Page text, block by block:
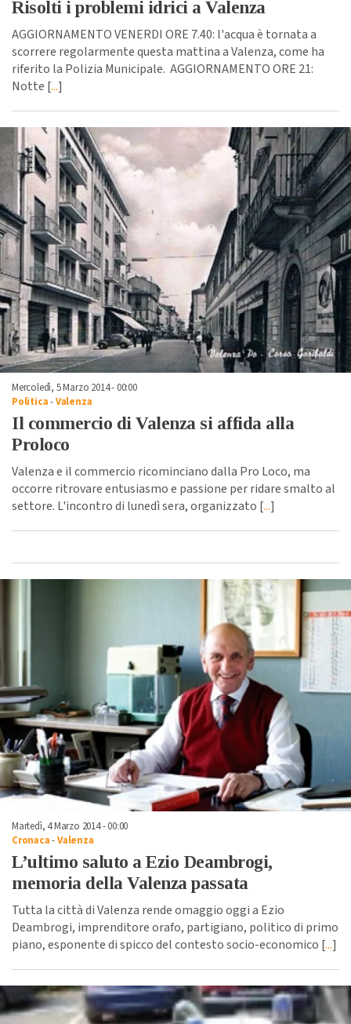
Risolti i problemi idrici a Valenza
AGGIORNAMENTO VENERDI ORE 7.40: l'acqua è tornata a
scorrere regolarmente questa mattina a Valenza, come ha
riferito la Polizia Municipale. AGGIORNAMENTO ORE 21:
Notte [...]
Mercoledì, 5 Marzo 2014 - 00:00
Politica-Valenza
Il commercio di Valenza si affida alla
Proloco
Valenza e il commercio ricominciano dalla Pro Loco, ma
occorre ritrovare entusiasmo e passione per ridare smalto al
settore. L'incontro di lunedì sera, organizzato [...]
Martedì, 4 Marzo 2014 - 00:00
Cronaca-Valenza
L’ultimo saluto a Ezio Deambrogi,
memoria della Valenza passata
Tutta la città di Valenza rende omaggio oggi a Ezio
Deambrogi, imprenditore orafo, partigiano, politico di primo
piano, esponente di spicco del contesto socio-economico [...]